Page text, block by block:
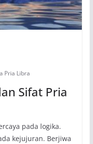
Pria Libra
Sifat Pria
pada logika.
kejujuran. Berjiwa